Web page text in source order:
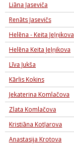
Liāna Jaseviča
Renāts Jasevičs
Helēna - Keita Jeļņikova
Helēna Keita Jeļņikova
Līva Jukša
Kārlis Kokins
Jekaterina Komlačova
Zlata Komlačova
Kristiāna Kotļarova
Anastasija Krotova